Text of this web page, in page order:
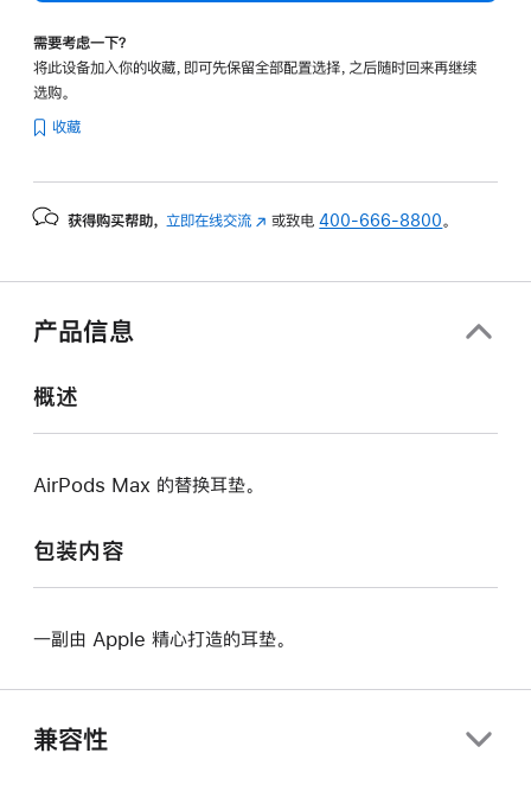
需要考虑一下？
将此设备加入你的收藏，即可先保留全部配置选择，之后随时回来再继续
选购。
收藏
获得购买帮助， 立即在线交流 (在 或致电400-666-8800。
产品信息
概述
AirPods Max 的替换耳垫。
包装内容
一副由 Apple 精心打造的耳垫。
兼容性